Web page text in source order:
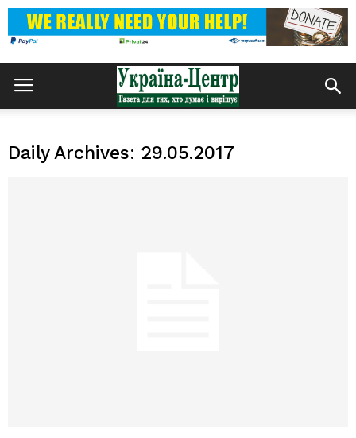
Daily Archives: 29.05.2017